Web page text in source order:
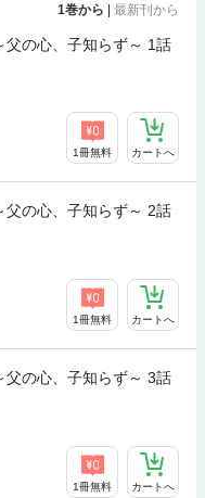
1巻から | 最新刊から
父の心、子知らず～ 1話
1冊無料 カートへ
父の心、子知らず～ 2話
1冊無料 カートへ
父の心、子知らず～ 3話
1冊無料 カートへ